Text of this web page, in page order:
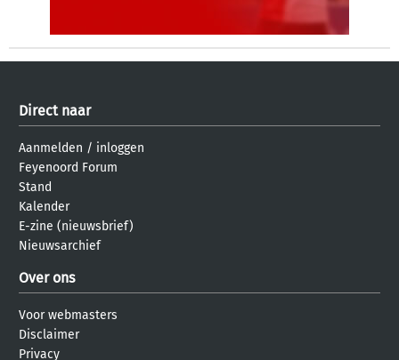
Direct naar
Aanmelden / inloggen
Feyenoord Forum
Stand
Kalender
E-zine (nieuwsbrief)
Nieuwsarchief
Over ons
Voor webmasters
Disclaimer
Privacy